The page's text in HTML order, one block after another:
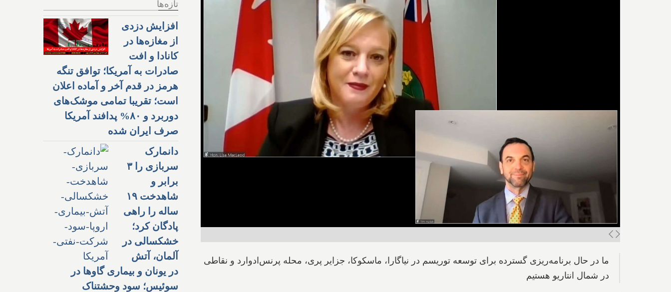
ما در حال برنامه‌ریزی گسترده برای توسعه توریسم در نیاگارا، ماسکوکا، جزایر پری، محله پرنس‌ادوارد و نقاطی
در شمال انتاریو هستیم
تازه‌ها
افزایش دزدی
از مغازه‌ها در
کانادا و افت
صادرات به آمریکا؛ توافق تنگه
هرمز در قدم آخر و آماده اعلان
است؛ تقریبا تمامی موشک‌های
دوربرد و ۸۰% پدافند آمریکا
صرف ایران شده
دانمارک
سربازی را ۳
برابر و
شاهدخت ۱۹
ساله را راهی
پادگان کرد؛
خشکسالی در
آلمان، آتش
در یونان و بیماری گاوها در
سوئیس؛ سود وحشتناک